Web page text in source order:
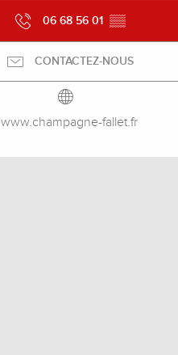
06 68 56 01 ▒▒
CONTACTEZ-NOUS
www.champagne-fallet.fr